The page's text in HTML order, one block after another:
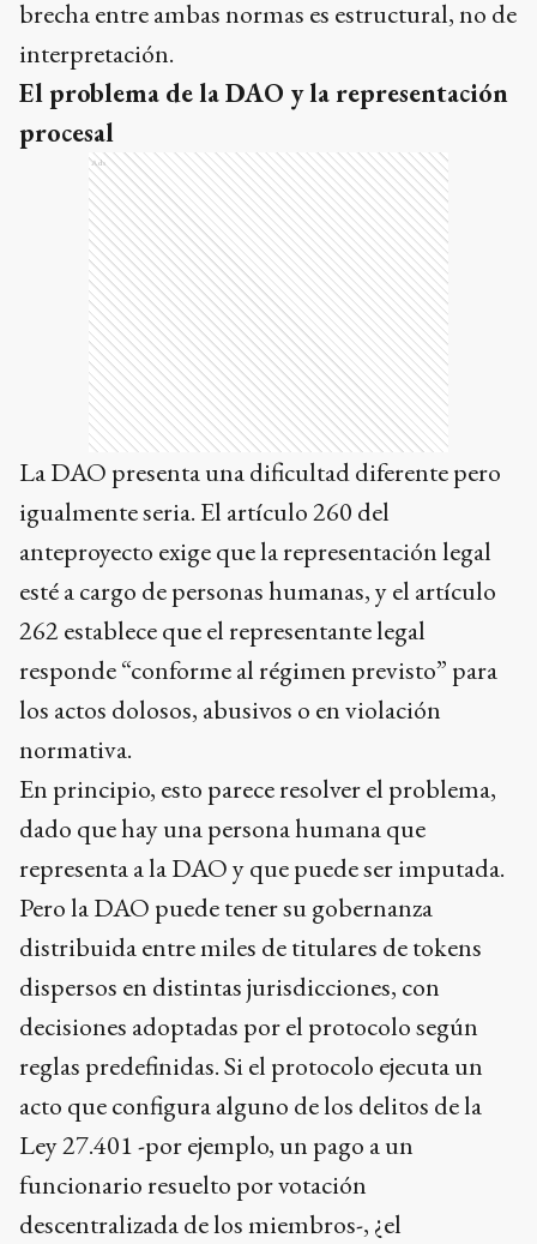
brecha entre ambas normas es estructural, no de
interpretación.
El problema de la DAO y la representación
procesal
Ads
La DAO presenta una dificultad diferente pero
igualmente seria. El artículo 260 del
anteproyecto exige que la representación legal
esté a cargo de personas humanas, y el artículo
262 establece que el representante legal
responde “conforme al régimen previsto” para
los actos dolosos, abusivos o en violación
normativa.
En principio, esto parece resolver el problema,
dado que hay una persona humana que
representa a la DAO y que puede ser imputada.
Pero la DAO puede tener su gobernanza
distribuida entre miles de titulares de tokens
dispersos en distintas jurisdicciones, con
decisiones adoptadas por el protocolo según
reglas predefinidas. Si el protocolo ejecuta un
acto que configura alguno de los delitos de la
Ley 27.401 -por ejemplo, un pago a un
funcionario resuelto por votación
descentralizada de los miembros-, ¿el